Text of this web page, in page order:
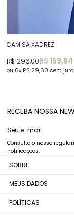
CAMISA XADREZ
R$ 159,84
R$ 296,00
6x R$ 29,60 sem
RECEBA NOSSA
Seu e-mail
Consulte o nosso
notificações.
SOBRE
MEUS DADOS
POLÍTICAS